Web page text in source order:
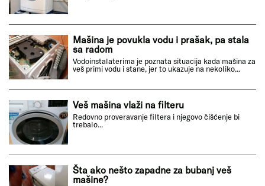
Mašina je povukla vodu i prašak, pa stala
sa radom
Vodoinstalaterima je poznata situacija kada mašina za
veš primi vodu i stane, jer to ukazuje na nekoliko...
Veš mašina vlaži na filteru
Redovno proveravanje filtera i njegovo čišćenje bi
trebalo...
Šta ako nešto zapadne za bubanj veš
mašine?